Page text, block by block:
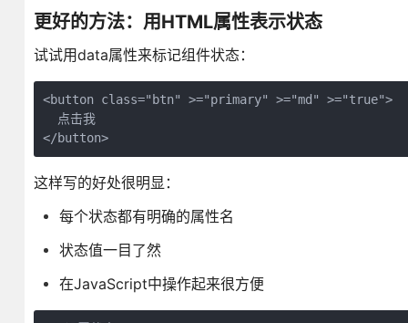
更好的方法：用HTML属性表示状态
试试用data属性来标记组件状态：
<button class="btn" >="primary" >="md" >="true">
  点击我
</button>
这样写的好处很明显：
每个状态都有明确的属性名
状态值一目了然
在JavaScript中操作起来很方便